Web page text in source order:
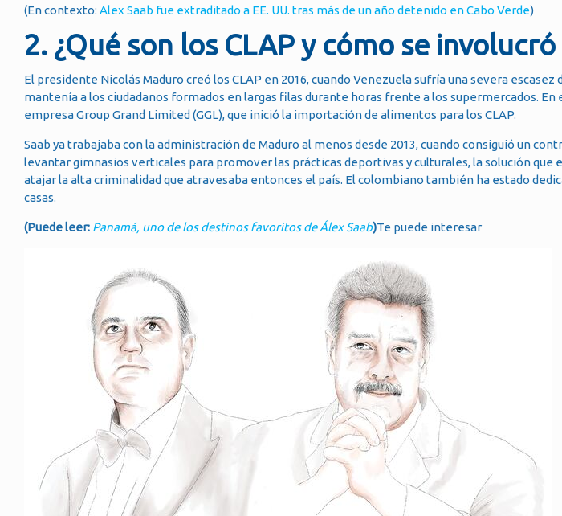
(En contexto: Alex Saab fue extraditado a EE. UU. tras más de un año detenido en Cabo Verde)
2. ¿Qué son los CLAP y cómo se involucró
El presidente Nicolás Maduro creó los CLAP en 2016, cuando Venezuela sufría una severa
mantenía a los ciudadanos formados en largas filas durante horas frente a los supermercados.
empresa Group Grand Limited (GGL), que inició la importación de alimentos para los CLAP.
Saab ya trabajaba con la administración de Maduro al menos desde 2013, cuando consiguió un
levantar gimnasios verticales para promover las prácticas deportivas y culturales, la solución
atajar la alta criminalidad que atravesaba entonces el país. El colombiano también ha estado
casas.
(Puede leer: Panamá, uno de los destinos favoritos de Álex Saab)Te puede interesar